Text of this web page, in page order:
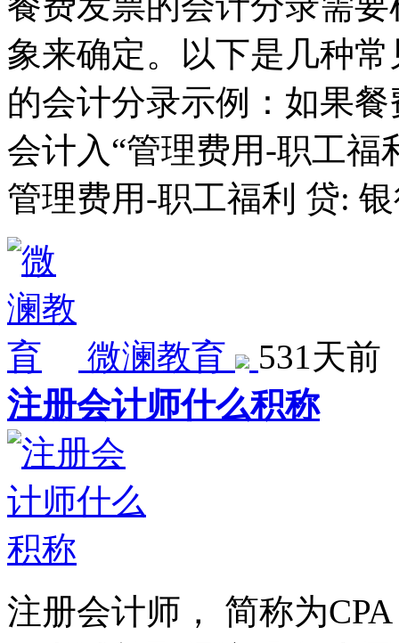
象来确定。以下是几种
的会计分录示例：如果
会计入“管理费用-职工福
管理费用-职工福利 贷:
微澜教育
531天前
注册会计师什么积称
注册会计师， 简称为